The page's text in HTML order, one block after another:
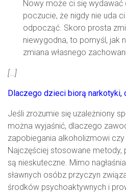
Nowy może ci się
poczucie, że nigdy nie uda
odpocząć. Skoro prosta
niewygodna, to pomyśl, jak
zmiana własnego
[…]
Dlaczego dzieci biorą narkotyki,
Jeśli zrozumie się uzależniony
można wyjaśnić, dlaczego
zapobiegania alkoholizmowi
Najczęściej stosowane metody,
są nieskuteczne. Mimo
sławnych osóbz przyczyn
środków psychoaktywnych i